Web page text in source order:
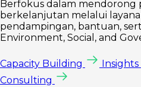
Berfokus dalam mendorong
berkelanjutan melalui
pendampingan, bantuan,
Environment, Social, and
Capacity Building Insights
Consulting